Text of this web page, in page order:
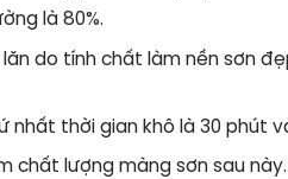
là 80%.
do tính chất làm nền sơn
thời gian khô là 30 phút
chất lượng màng sơn sau